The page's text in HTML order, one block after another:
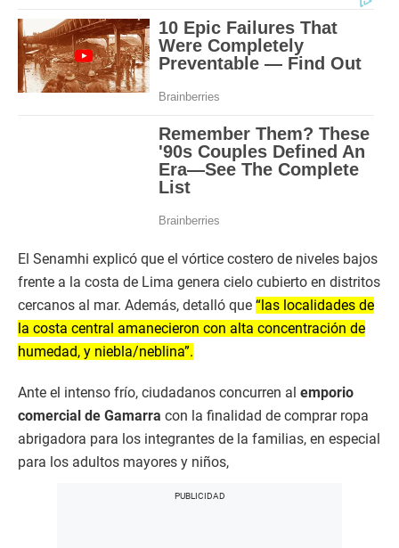
El Senamhi explicó que el vórtice costero de niveles bajos
frente a la costa de Lima genera cielo cubierto en distritos
cercanos al mar. Además, detalló que “las localidades de
la costa central amanecieron con alta concentración de
humedad, y niebla/neblina”.
Ante el intenso frío, ciudadanos concurren al emporio
comercial de Gamarra con la finalidad de comprar ropa
abrigadora para los integrantes de la familias, en especial
para los adultos mayores y niños,